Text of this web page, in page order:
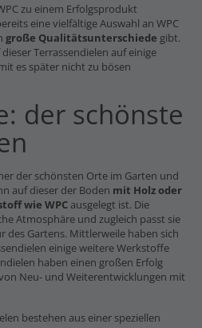
zu einem Erfolgsprodukt
eine vielfältige Auswahl an WPC
große Qualitätsunterschiede gibt.
Terrassendielen auf einige
es später nicht zu bösen
der schönste
der schönsten Orte im Garten und
auf dieser der Boden mit Holz oder
wie WPCausgelegt ist. Die
Atmosphäre und zugleich passt sie
des Gartens. Mittlerweile haben sich
einige weitere Werkstoffe
haben einen großen Erfolg
Neu- und Weiterentwicklungen mit
bestehen aus einer speziellen